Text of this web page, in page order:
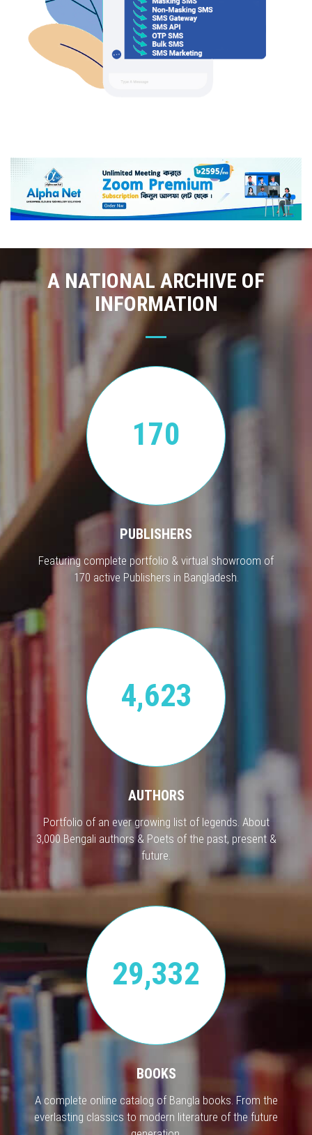
A NATIONAL ARCHIVE OF
INFORMATION
170
PUBLISHERS
Featuring complete portfolio & virtual showroom of
170 active Publishers in Bangladesh.
4,623
AUTHORS
Portfolio of an ever growing list of legends. About
3,000 Bengali authors & Poets of the past, present &
future.
29,332
BOOKS
A complete online catalog of Bangla books. From the
everlasting classics to modern literature of the future